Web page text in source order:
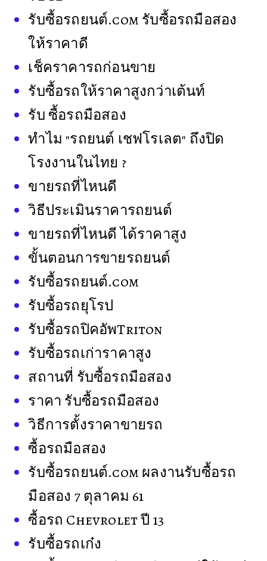
รับซื้อรถยนต์.com รับซื้อรถมือสอง
ให้ราคาดี
เช็คราคารถก่อนขาย
รับซื้อรถให้ราคาสูงกว่าเต้นท์
รับ ซื้อรถมือสอง
ทำไม "รถยนต์ เชฟโรเลต" ถึงปิด
โรงงานในไทย ?
ขายรถที่ไหนดี
วิธีประเมินราคารถยนต์
ขายรถที่ไหนดี ได้ราคาสูง
ขั้นตอนการขายรถยนต์
รับซื้อรถยนต์.com
รับซื้อรถยุโรป
รับซื้อรถปิคอัพTriton
รับซื้อรถเก่าราคาสูง
สถานที่ รับซื้อรถมือสอง
ราคา รับซื้อรถมือสอง
วิธีการตั้งราคาขายรถ
ซื้อรถมือสอง
รับซื้อรถยนต์.com ผลงานรับซื้อรถ
มือสอง 7 ตุลาคม 61
ซื้อรถ Chevrolet ปี 13
รับซื้อรถเก๋ง